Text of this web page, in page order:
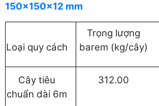
150x150x12 mm
Loại quy cách
Trọng lượng
barem (kg/cây)
Cây tiêu
chuẩn dài 6m
312.00